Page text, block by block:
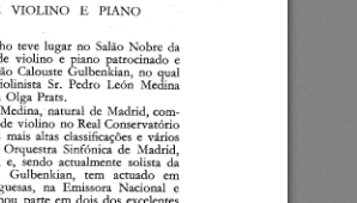
VIOLINO E PIANO
teve lugar no Salão Nobre da
violino e piano patrocinado e
Calouste Gulbenkian, no qual
Sr. Pedro León Medina
Olga Prats.
Medina, 'natural de Madrid, com-
de violino no Real Conservatório
mais altas classificações e vários
Orquestra Sinfónica de Madrid,
e, sendo actualmente solista da
Gulbenkian, tem actuado
em
na Emissora Nacional C
parte em dois dos excelentes